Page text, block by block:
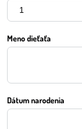
Meno dieťaťa
Dátum narodenia